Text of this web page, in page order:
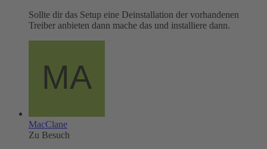
Sollte dir das Setup eine Deinstallation der vorhandenen
Treiber anbieten dann mache das und installiere dann.
MacClane
Zu Besuch